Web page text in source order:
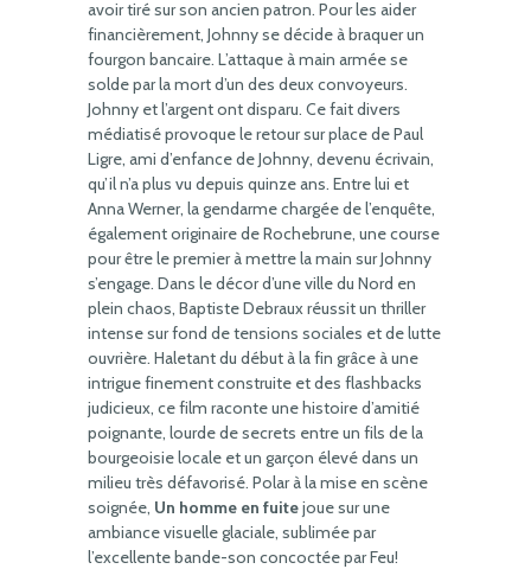
avoir tiré sur son ancien patron. Pour les aider
financièrement, Johnny se décide à braquer un
fourgon bancaire. L’attaque à main armée se
solde par la mort d’un des deux convoyeurs.
Johnny et l’argent ont disparu. Ce fait divers
médiatisé provoque le retour sur place de Paul
Ligre, ami d’enfance de Johnny, devenu écrivain,
qu’il n’a plus vu depuis quinze ans. Entre lui et
Anna Werner, la gendarme chargée de l’enquête,
également originaire de Rochebrune, une course
pour être le premier à mettre la main sur Johnny
s’engage. Dans le décor d’une ville du Nord en
plein chaos, Baptiste Debraux réussit un thriller
intense sur fond de tensions sociales et de lutte
ouvrière. Haletant du début à la fin grâce à une
intrigue finement construite et des flashbacks
judicieux, ce film raconte une histoire d’amitié
poignante, lourde de secrets entre un fils de la
bourgeoisie locale et un garçon élevé dans un
milieu très défavorisé. Polar à la mise en scène
soignée, Un homme en fuitejoue sur une
ambiance visuelle glaciale, sublimée par
l’excellente bande-son concoctée par Feu!